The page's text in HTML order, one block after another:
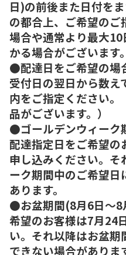
日)の前後また日付を
の都合上、ご希望の
場合や通常より最大
かる場合がございます
●配達日をご希望の場
受付日の翌日から数
内をご指定ください
品がございます。）
●ゴールデンウィーク
配達指定日をご希望
申し込みください。そ
ーク期間中のご希望
あります。
●お盆期間(8月6日～8
希望のお客様は7月24
い。それ以降はお盆
できない場合がありま